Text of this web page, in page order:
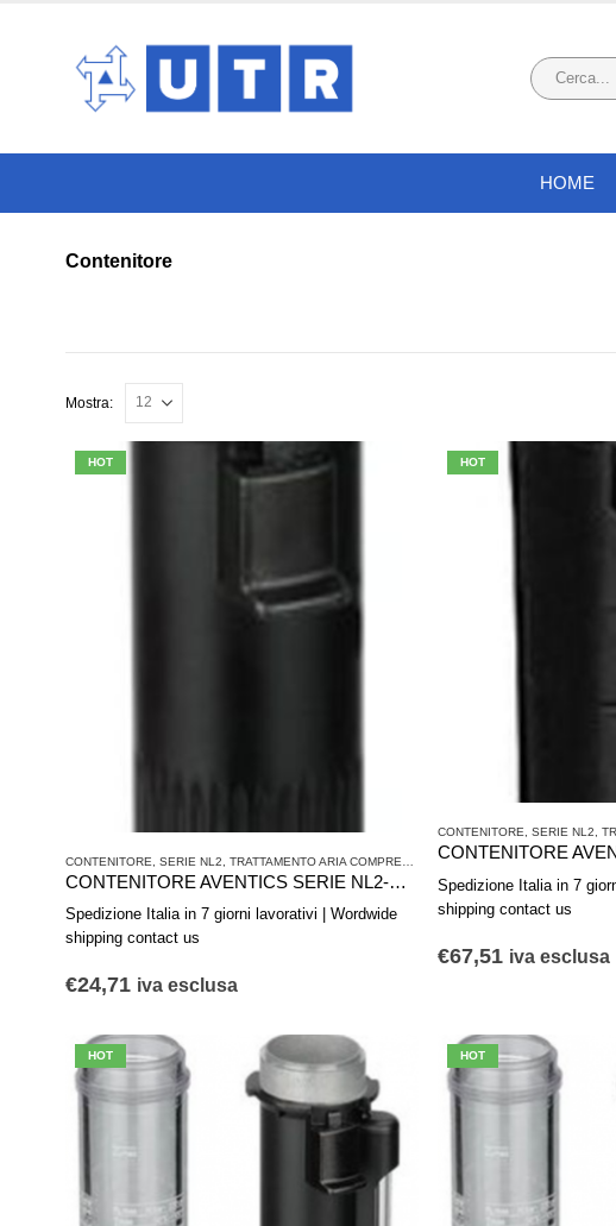
HOME
Contenitore
HOT
CONTENITORE, SERIE NL2, TRATTAMENTO ARIA COMPRESSA
CONTENITORE AVENTICS SERIE NL2-CLA 1827009606
Spedizione Italia in 7 giorni lavorativi | Wordwide
shipping contact us
€24,71 iva esclusa
HOT
CONTENITORE, SERIE NL2,
Spedizione Italia in 7
shipping contact us
€67,51 iva esclusa
HOT HOT
Mostra: